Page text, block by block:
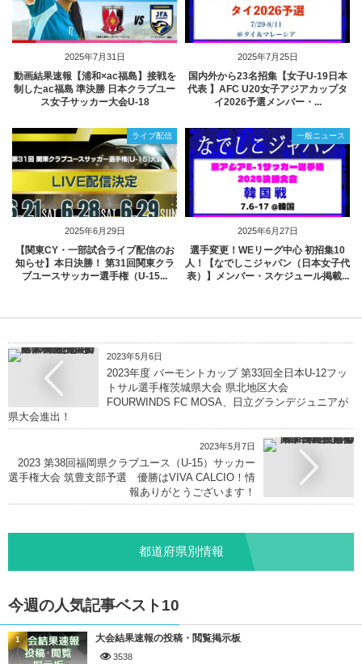
2025年7月31日
動画結果速報【浦和×ac福島】接戦を
制したac福島 準決勝 日本クラブユー
ス女子サッカー大会U-18
2025年7月25日
国内外から23名招集【女子U-19日本
代表 】AFC U20女子アジアカップタ
イ2026予選メンバー・...
2025年6月29日
ライブ配信
【関東CY・一部試合ライブ配信のお
知らせ】本日決勝！ 第31回関東クラ
ブユースサッカー選手権（U-15...
2025年6月27日
一般ニュース
選手変更！WEリーグ中心 初招集10
人！【なでしこジャパン（日本女子代
表）】メンバー・スケジュール掲載...
2023年5月6日
2023年度 バーモントカップ 第33回全⽇本U-12フッ
トサル選⼿権茨城県⼤会 県北地区大会
FOURWINDS FC MOSA、日立グランデジュニアが
県大会進出！
2023年5月7日
2023 第38回福岡県クラブユース（U-15）サッカー
選手権大会 筑豊支部予選 優勝はVIVA CALCIO！情
報ありがとうございます！
都道府県別情報
今週の人気記事ベスト10
大会結果速報の投稿・閲覧掲示板
3538
1